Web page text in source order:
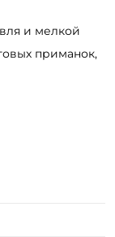
и мелкой
приманок,
HVF. На